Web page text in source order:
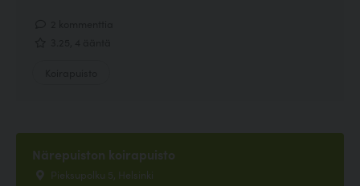
Närepuiston koirapuisto
Pieksupolku 5, Helsinki